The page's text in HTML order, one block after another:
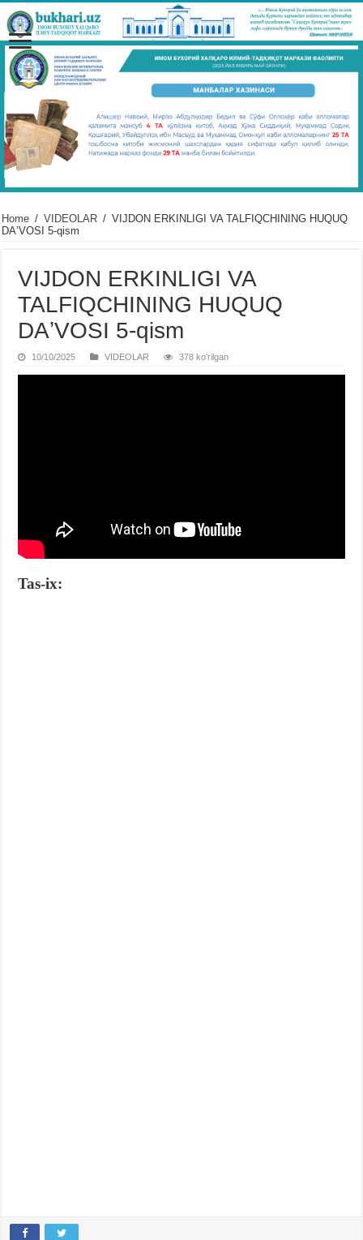
Home / VIDЕOLAR / VIJDON ERKINLIGI VA TALFIQCHINING HUQUQ
DAʼVOSI 5-qism
VIJDON ERKINLIGI VA
TALFIQCHINING HUQUQ
DAʼVOSI 5-qism
10/10/2025 VIDЕOLAR 378 koʻrilgan
Tas-ix: